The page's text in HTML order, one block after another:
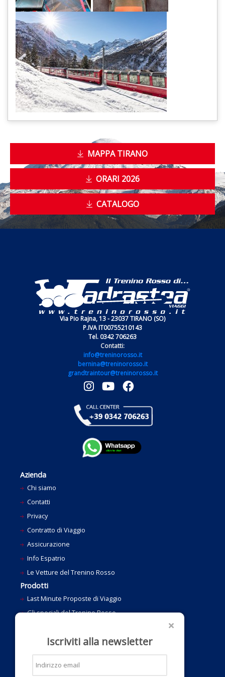
Iscriviti alla newsletter
MAPPA TIRANO
ORARI 2026
CATALOGO
Via Pio Rajna, 13 - 23037 TIRANO (SO)
P.IVA IT00755210143
Tel. 0342 706263
Contatti:
info@treninorosso.it
bernina@treninorosso.it
grandtraintour@treninorosso.it
Azienda
Chi siamo
Contatti
Privacy
Contratto di Viaggio
Assicurazione
Info Espatrio
Le Vetture del Trenino Rosso
Prodotti
Last Minute Proposte di Viaggio
Gli speciali del Trenino Rosso
Gli altri Treni Panoramici
Idee per un Regalo
Bus e Viaggi di Gruppo